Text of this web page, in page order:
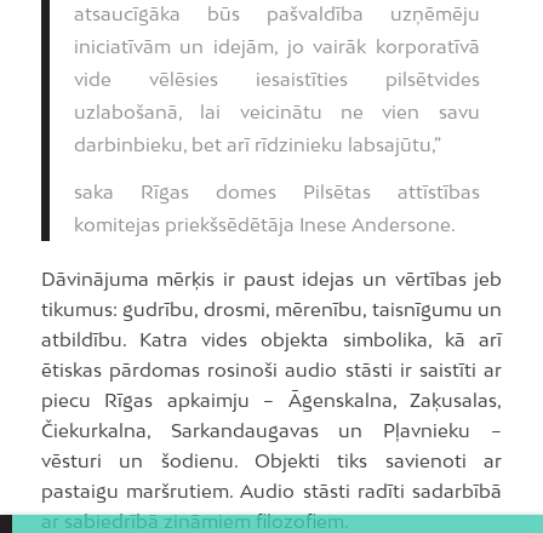
atsaucīgāka būs pašvaldība uzņēmēju
iniciatīvām un idejām, jo vairāk korporatīvā
vide vēlēsies iesaistīties pilsētvides
uzlabošanā, lai veicinātu ne vien savu
darbinbieku, bet arī rīdzinieku labsajūtu,”
saka Rīgas domes Pilsētas attīstības
komitejas priekšsēdētāja Inese Andersone.
Dāvinājuma mērķis ir paust idejas un vērtības jeb
tikumus: gudrību, drosmi, mērenību, taisnīgumu un
atbildību. Katra vides objekta simbolika, kā arī
ētiskas pārdomas rosinoši audio stāsti ir saistīti ar
piecu Rīgas apkaimju – Āgenskalna, Zaķusalas,
Čiekurkalna, Sarkandaugavas un Pļavnieku –
vēsturi un šodienu. Objekti tiks savienoti ar
pastaigu maršrutiem. Audio stāsti radīti sadarbībā
ar sabiedrībā zināmiem filozofiem.